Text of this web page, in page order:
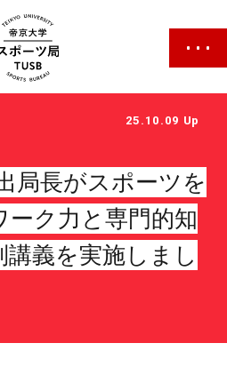
ツ局
て
25.10.09 Up
局長がスポーツを
ーク力と専門的知
義を実施しまし